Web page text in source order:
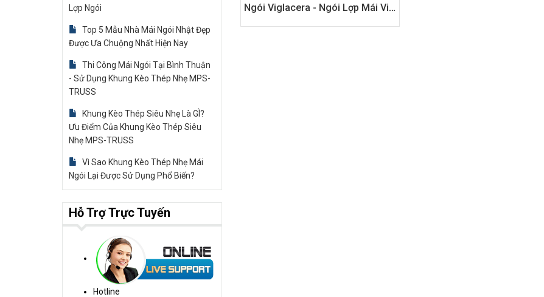
Ngói Viglacera - Ngói Lợp Mái Viglacera
Lợp Ngói
Top 5 Mẫu Nhà Mái Ngói Nhật Đẹp
Được Ưa Chuộng Nhất Hiện Nay
Thi Công Mái Ngói Tại Bình Thuận
- Sử Dụng Khung Kèo Thép Nhẹ MPS-
TRUSS
Khung Kèo Thép Siêu Nhẹ Là GÌ?
Ưu Điểm Của Khung Kèo Thép Siêu
Nhẹ MPS-TRUSS
Vì Sao Khung Kèo Thép Nhẹ Mái
Ngói Lại Được Sử Dụng Phổ Biến?
Hỗ Trợ Trực Tuyến
Hotline